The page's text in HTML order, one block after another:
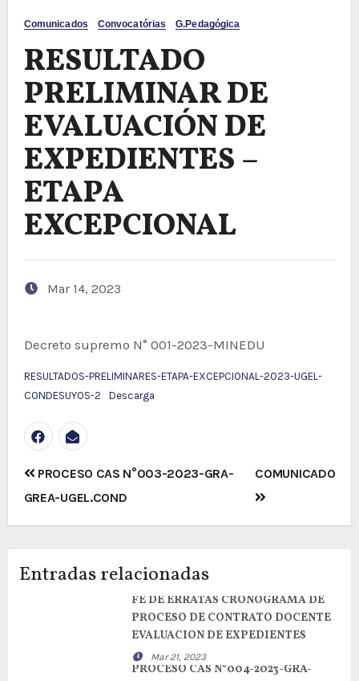
Comunicados Convocatórias G.Pedagógica
RESULTADO
PRELIMINAR DE
EVALUACIÓN DE
EXPEDIENTES –
ETAPA
EXCEPCIONAL
Mar 14, 2023
Decreto supremo N° 001-2023-MINEDU
RESULTADOS-PRELIMINARES-ETAPA-EXCEPCIONAL-2023-UGEL-
CONDESUYOS-2
Descarga
Navegación
de
entradas
PROCESO CAS N°003-2023-GRA-
GREA-UGEL.COND
COMUNICADO
Entradas relacionadas
FE DE ERRATAS CRONOGRAMA DE
PROCESO DE CONTRATO DOCENTE
EVALUACION DE EXPEDIENTES
Mar 21, 2023
PROCESO CAS N°004-2023-GRA-